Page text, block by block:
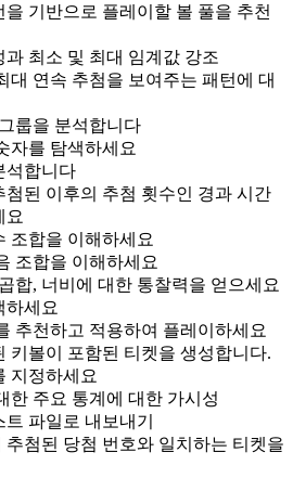
기반으로 플레이할 볼 풀을 추천
과 최소 및 최대 임계값 강조
대 연속 추첨을 보여주는 패턴에 대
룹을 분석합니다
자를 탐색하세요
석합니다
첨된 이후의 추첨 횟수인 경과 시간
요
조합을 이해하세요
조합을 이해하세요
합, 너비에 대한 통찰력을 얻으세요
하세요
추천하고 적용하여 플레이하세요
키볼이 포함된 티켓을 생성합니다.
지정하세요
한 주요 통계에 대한 가시성
파일로 내보내기
추첨된 당첨 번호와 일치하는 티켓을